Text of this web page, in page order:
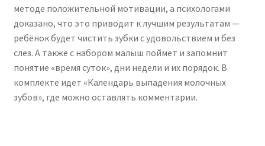
методе положительной мотивации, а психологами
доказано, что это приводит к лучшим результатам —
ребёнок будет чистить зубки с удовольствием и без
слез. А также с набором малыш поймет и запомнит
понятие «время суток», дни недели и их порядок. В
комплекте идет «Календарь выпадения молочных
зубов», где можно оставлять комментарии.